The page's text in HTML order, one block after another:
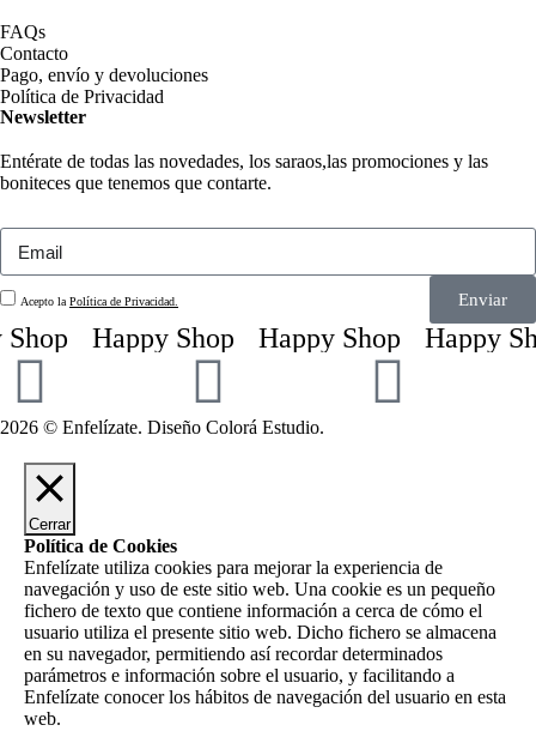
FAQs
Contacto
Pago, envío y devoluciones
Política de Privacidad
Newsletter
Entérate de todas las novedades, los saraos,las promociones y las
boniteces que tenemos que contarte.
Acepto laPolítica de Privacidad. Enviar
Happy Shop Happy Shop Happy
2026 © Enfelízate. Diseño Colorá Estudio.
Cerrar
Política de Cookies
Enfelízate utiliza cookies para mejorar la experiencia de
navegación y uso de este sitio web. Una cookie es un pequeño
fichero de texto que contiene información a cerca de cómo el
usuario utiliza el presente sitio web. Dicho fichero se almacena
en su navegador, permitiendo así recordar determinados
parámetros e información sobre el usuario, y facilitando a
Enfelízate conocer los hábitos de navegación del usuario en esta
web.